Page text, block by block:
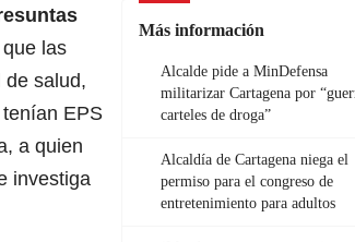
Más información
Alcalde pide a MinDefensa
militarizar Cartagena por
carteles de droga”
Alcaldía de Cartagena niega el
permiso para el congreso de
entretenimiento para adultos
las
de salud,
EPS
a quien
investiga